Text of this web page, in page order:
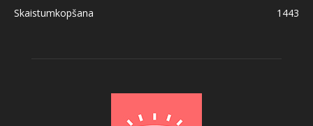
Skaistumkopšana
1443